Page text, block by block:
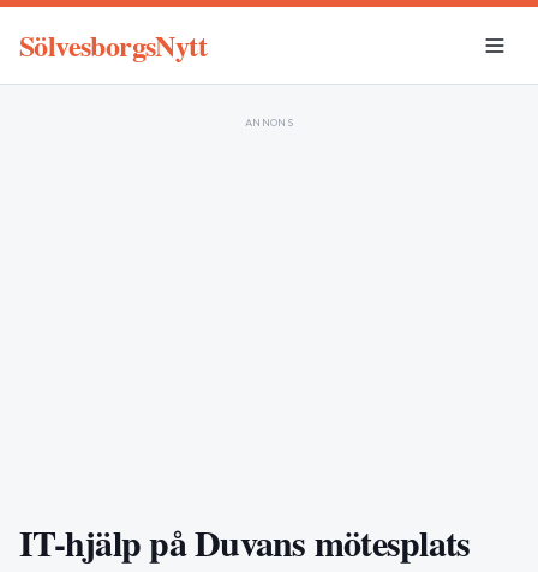
SölvesborgsNytt
ANNONS
IT-hjälp på Duvans mötesplats